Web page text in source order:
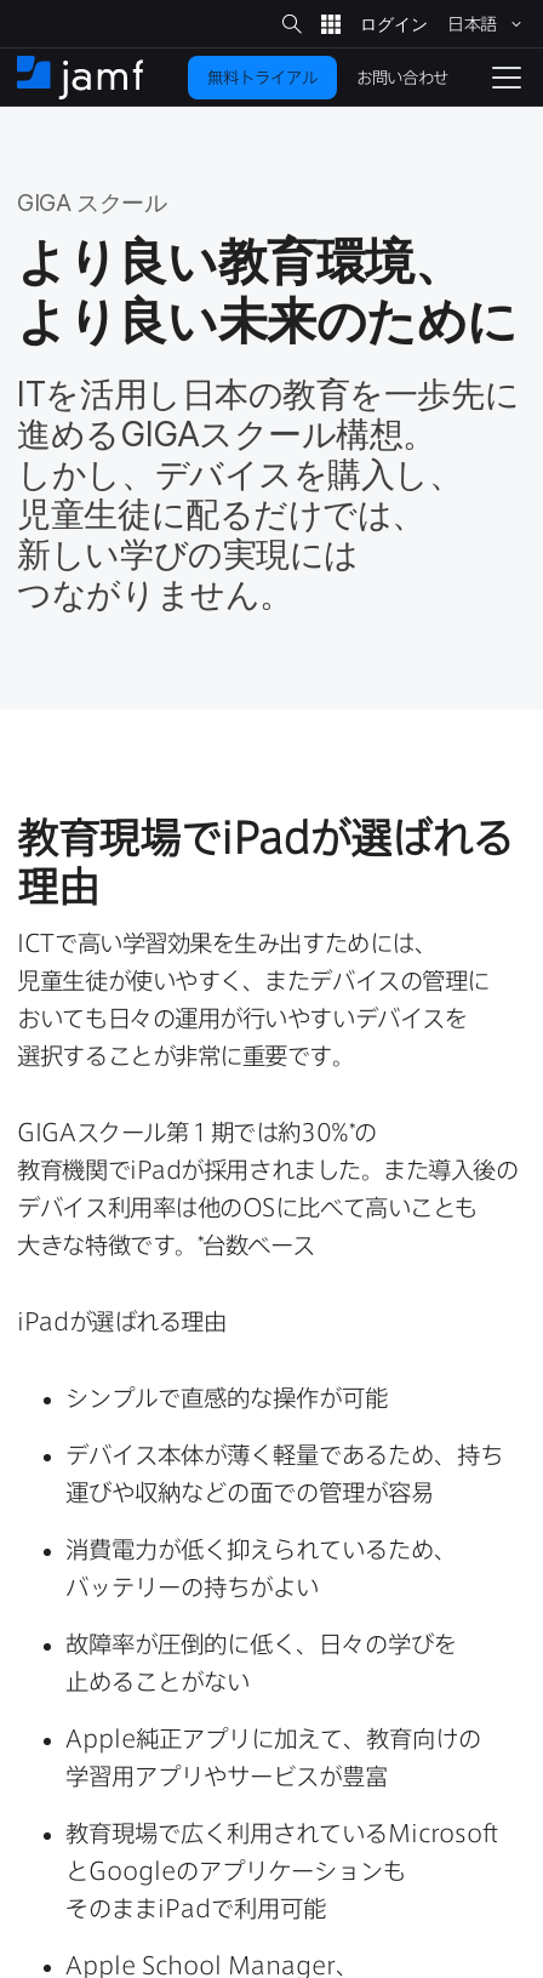
イ
ン
コ
ツ
移
動
サ
イ
ト
検
索
日本語
ホ
ー
ナ
切
り
え
無料トライアル お問い合わせ
GIGA スクール
より​良い​教育環境、​
より​良い​未来の​ために
ITを​活用し日本の​教育を​一歩先に​
進めるGIGAスクール構想。​
しかし、​デバイスを​購入し、​
児童生徒に​配るだけでは、​
新しい​学びの​実現には​
つながりません。
教育現場でiPadが​選ばれる​
理由
ICTで​高い​学習効果を​生み出すためには、​
児童生徒が​使いやすく、​また​デバイスの​管理に​
おいても​日々の​運用が​行いやすい​デバイスを​
選択する​ことが​非常に​重要です。
GIGA スクール第１期では​約30%*の​
教育機関でiPadが​採用されました。​また​導入後の​
デバイス利用率は​他のOS に​比べて​高い​ことも​
大きな​特徴です。​*台数ベース
iPad が​選ばれる​理由
シンプルで​直感的な​操作が​可能
デバイス本体が​薄く​軽量である​ため、​持ち​
運びや​収納などの​面での​管理が​容易
消費電力が​低く​抑えられている​ため、​
バッテリーの​持ちがよい
故障率が​圧倒的に​低く、​日々の​学びを​
止める​ことがない
Apple純正アプリに​加えて、​教育向けの​
学習用アプリや​サービスが​豊富
教育現場で​広く​利用されている Microsoft
と Googleの​アプリケーションも​
そのまま iPad で​利用​可能
Apple School Manager